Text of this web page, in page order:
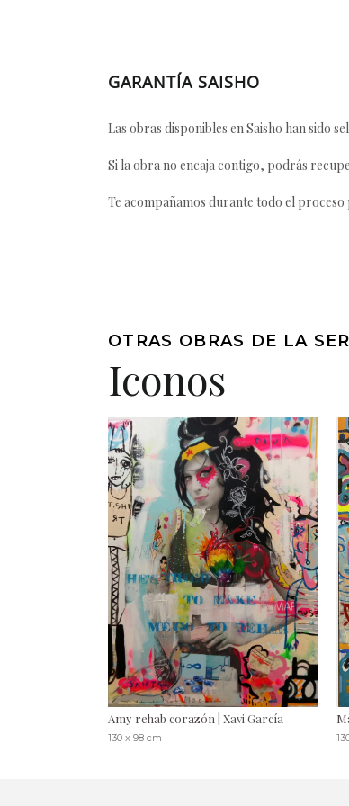
GARANTÍA SAISHO
Las obras disponibles en Saisho han sido
Si la obra no encaja contigo, podrás
Te acompañamos durante todo el proceso
OTRAS OBRAS DE LA
Iconos
Amy rehab corazón | Xavi García
130 x 98 cm